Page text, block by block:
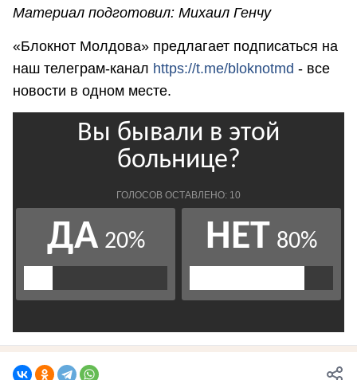
Материал подготовил: Михаил Генчу
«Блокнот Молдова» предлагает подписаться на
наш телеграм-канал https://t.me/bloknotmd - все
новости в одном месте.